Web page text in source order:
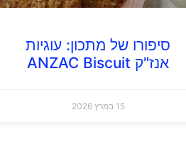
סיפורו של מתכון: עוגיות
אנז"ק ANZAC Biscuit
15 במרץ 2026